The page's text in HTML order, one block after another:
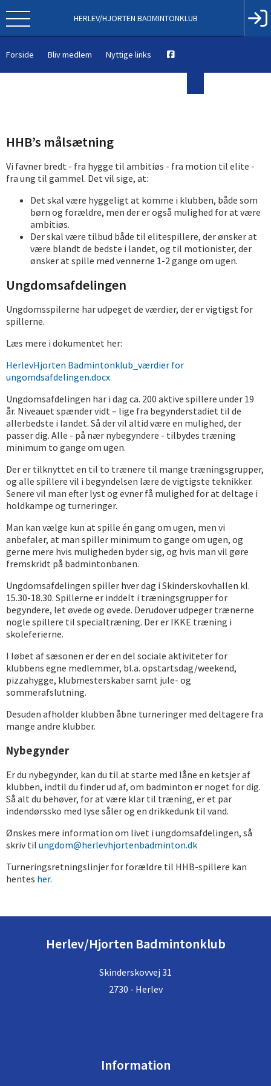
Forside Bliv medlem Nyttige links
HERLEV/HJORTEN BADMINTONKLUB
HHB’s målsætning
Vi favner bredt - fra hygge til ambitiøs - fra motion til elite -
fra ung til gammel. Det vil sige, at:
Det skal være hyggeligt at komme i klubben, både som
børn og forældre, men der er også mulighed for at være
ambitiøs.
Der skal være tilbud både til elitespillere, der ønsker at
være blandt de bedste i landet, og til motionister, der
ønsker at spille med vennerne 1-2 gange om ugen.
Ungdomsafdelingen
Ungdomsspilerne har udpeget de værdier, der er vigtigst for
spillerne.
Læs mere i dokumentet her:
HerlevHjorten Badmintonklub_værdier for
ungomdsafdelingen.docx
Ungdomsafdelingen har i dag ca. 200 aktive spillere under 19
år. Niveauet spænder vidt – lige fra begynderstadiet til de
allerbedste i landet. Så der vil altid være en mulighed, der
passer dig. Alle - på nær nybegyndere - tilbydes træning
minimum to gange om ugen.
Der er tilknyttet en til to trænere til mange træningsgrupper,
og alle spillere vil i begyndelsen lære de vigtigste teknikker.
Senere vil man efter lyst og evner få mulighed for at deltage i
holdkampe og turneringer.
Man kan vælge kun at spille én gang om ugen, men vi
anbefaler, at man spiller minimum to gange om ugen, og
gerne mere hvis muligheden byder sig, og hvis man vil gøre
fremskridt på badmintonbanen.
Ungdomsafdelingen spiller hver dag i Skinderskovhallen kl.
15.30-18.30. Spillerne er inddelt i træningsgrupper for
begyndere, let øvede og øvede. Derudover udpeger trænerne
nogle spillere til specialtræning. Der er IKKE træning i
skoleferierne.
I løbet af sæsonen er der en del sociale aktiviteter for
klubbens egne medlemmer, bl.a. opstartsdag/weekend,
pizzahygge, klubmesterskaber samt jule- og
sommerafslutning.
Desuden afholder klubben åbne turneringer med deltagere fra
mange andre klubber.
Nybegynder
Er du nybegynder, kan du til at starte med låne en ketsjer af
klubben, indtil du finder ud af, om badminton er noget for dig.
Så alt du behøver, for at være klar til træning, er et par
indendørssko med lyse såler og en drikkedunk til vand.
Ønskes mere information om livet i ungdomsafdelingen, så
skriv til ungdom@herlevhjortenbadminton.dk
Turneringsretningslinjer for forældre til HHB-spillere kan
hentes her.
Herlev/Hjorten Badmintonklub
Skinderskovvej 31
2730 - Herlev
Information